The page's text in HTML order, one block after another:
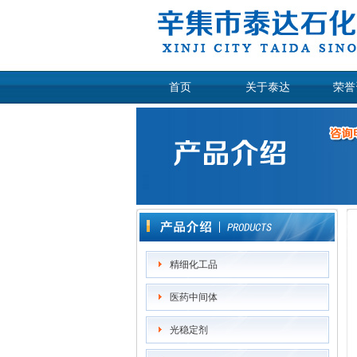
首页 关于泰达 荣
精细化工品
医药中间体
光稳定剂